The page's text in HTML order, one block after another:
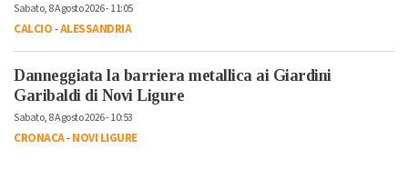
Sabato, 8 Agosto 2026 - 11:05
CALCIO-ALESSANDRIA
Danneggiata la barriera metallica ai Giardini
Garibaldi di Novi Ligure
Sabato, 8 Agosto 2026 - 10:53
CRONACA-NOVI LIGURE